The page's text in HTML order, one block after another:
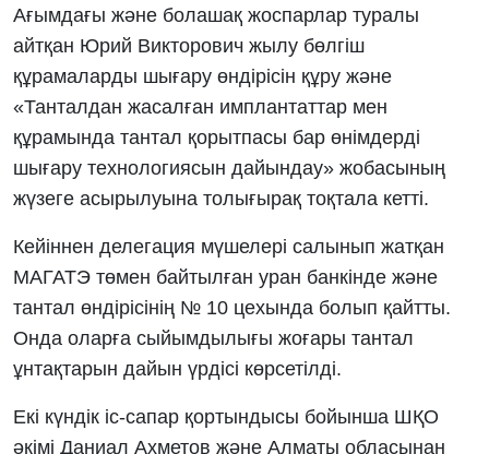
Ағымдағы және болашақ жоспарлар туралы
айтқан Юрий Викторович жылу бөлгіш
құрамаларды шығару өндірісін құру және
«Танталдан жасалған имплантаттар мен
құрамында тантал қорытпасы бар өнімдерді
шығару технологиясын дайындау» жобасының
жүзеге асырылуына толығырақ тоқтала кетті.
Кейіннен делегация мүшелері салынып жатқан
МАГАТЭ төмен байтылған уран банкінде және
тантал өндірісінің № 10 цехында болып қайтты.
Онда оларға сыйымдылығы жоғары тантал
ұнтақтарын дайын үрдісі көрсетілді.
Екі күндік іс-сапар қортындысы бойынша ШҚО
әкімі Даниал Ахметов және Алматы обласынан